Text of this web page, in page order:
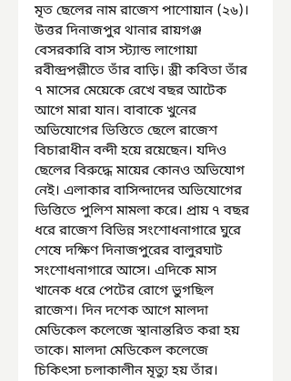
মৃত ছেলের নাম রাজেশ পাশোয়ান (‌২৬)‌।
উত্তর দিনাজপুর থানার রায়গঞ্জ
বেসরকারি বাস স্ট্যান্ড লাগোয়া
রবীন্দ্রপল্লীতে তাঁর বাড়ি। স্ত্রী কবিতা তাঁর
৭ মাসের মেয়েকে রেখে বছর আটেক
আগে মারা যান। বাবাকে খুনের
অভিযোগের ভিত্তিতে ছেলে রাজেশ
বিচারাধীন বন্দী হয়ে রয়েছেন। যদিও
ছেলের বিরুদ্ধে মায়ের কোনও অভিযোগ
নেই। এলাকার বাসিন্দাদের অভিযোগের
ভিত্তিতে পুলিশ মামলা করে। প্রায় ৭ বছর
ধরে রাজেশ বিভিন্ন সংশোধনাগারে ঘুরে
শেষে দক্ষিণ দিনাজপুরের বালুরঘাট
সংশোধনাগারে আসে। এদিকে মাস
খানেক ধরে পেটের রোগে ভুগছিল
রাজেশ। দিন দশেক আগে মালদা
মেডিকেল কলেজে স্থানান্তরিত করা হয়
তাকে। মালদা মেডিকেল কলেজে
চিকিৎসা চলাকালীন মৃত্যু হয় তাঁর।